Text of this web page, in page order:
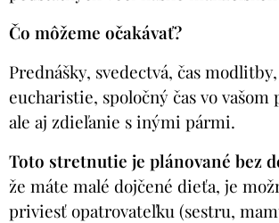
Čo môžeme očakávať?
Prednášky, svedectvá, čas
eucharistie, spoločný čas vo vašom
ale aj zdieľanie s inými pármi.
Toto stretnutie je plánované bez
že máte malé dojčené dieťa, je
priviesť opatrovateľku (sestru,